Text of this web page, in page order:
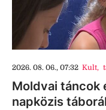
2026. 08. 06., 07:32 Kult,
Moldvai táncok
napközis